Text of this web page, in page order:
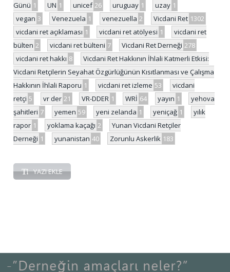
Günü 1 UN 1 unicef 26 uruguay 1 uzay 1
vegan 3 Venezuela 1 venezuella 2 Vicdani Ret 1302
vicdani ret açıklaması 1 vicdani ret atölyesi 1
vicdani ret
bülten 2 vicdani ret bülteni 7 Vicdani Ret Derneği 278
vicdani ret hakkı 8
Vicdani Ret Hakkının İhlali Katmerli Etkisi:
Vicdani Retçilerin Seyahat Özgürlüğünün Kısıtlanması ve Çalışma
Hakkının İhlali Raporu 1 vicdani ret izleme 53
vicdani
retçi 5 vr der 21 VR-DDER 1 WRİ 64 yayın 1
yehova
şahitleri 7 yemen 59 yeni zelanda 1 yeniçağ 1
yılık
rapor 1 yoklama kaçağı 2
Yunan Vicdani Retçiler
Derneği 1 yunanistan 40 Zorunlu Askerlik 183
YAZI EKLE